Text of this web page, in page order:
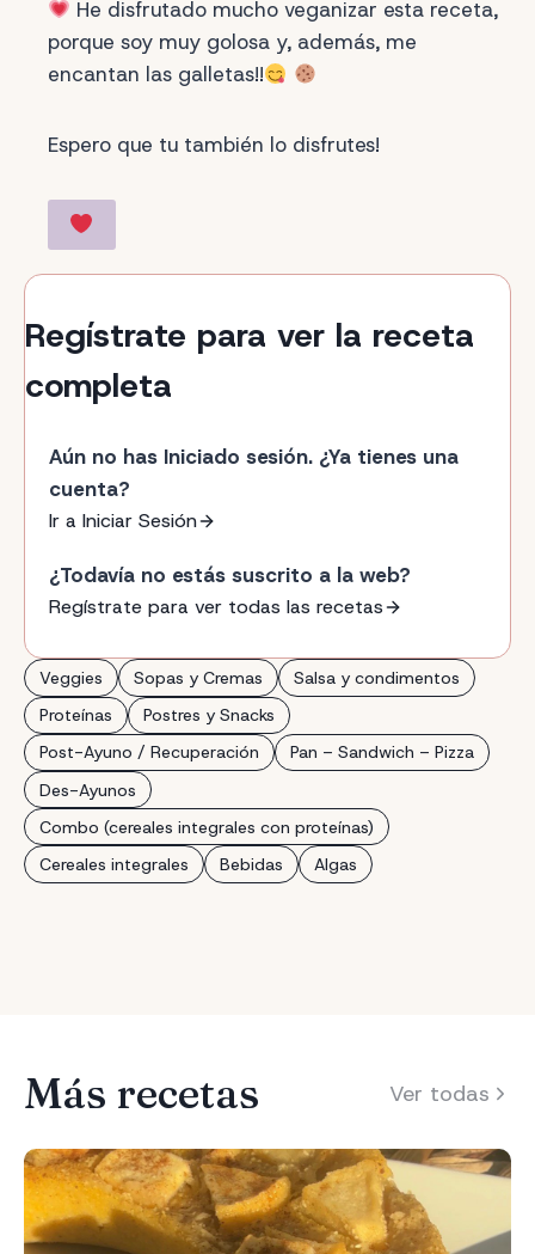
Veggies Sopas y Cremas
Salsa y condimentos
Proteínas
Postres y Snacks
Post-Ayuno / Recuperación
Pan – Sandwich – Pizza
Des-Ayunos
Combo (cereales integrales con proteínas)
Cereales integrales
Bebidas Algas
He disfrutado mucho veganizar esta receta,
porque soy muy golosa y, además, me
encantan las galletas!!
Espero que tu también lo disfrutes!
Regístrate para ver la receta
completa
Aún no has Iniciado sesión. ¿Ya tienes una
cuenta?
Ir a Iniciar Sesión
¿Todavía no estás suscrito a la web?
Regístrate para ver todas las recetas
Más recetas Ver todas